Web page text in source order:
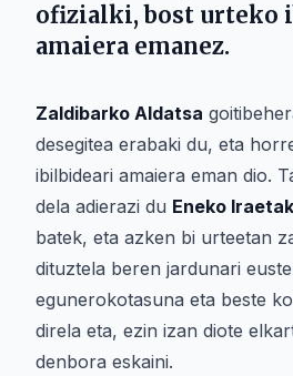
ofizialki, bost urteko
amaiera emanez.
Zaldibarko Aldatsa
desegitea erabaki du, eta
ibilbideari amaiera eman dio.
dela adierazi du Eneko Iraetak
batek, eta azken bi urteetan
dituztela beren jardunari
egunerokotasuna eta beste
direla eta, ezin izan diote
denbora eskaini.